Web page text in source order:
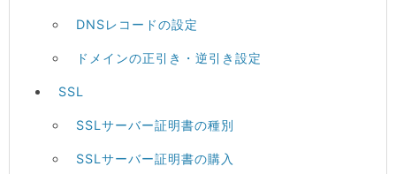
DNSレコードの設定
ドメインの正引き・逆引き設定
SSL
SSLサーバー証明書の種別
SSLサーバー証明書の購入